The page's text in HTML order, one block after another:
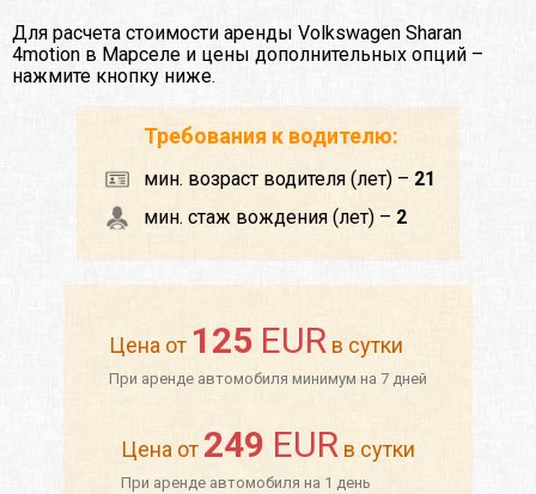
Для расчета стоимости аренды Volkswagen Sharan
4motion в Марселе и цены дополнительных опций –
нажмите кнопку ниже.
Требования к водителю:
мин. возраст водителя (лет) – 21
мин. стаж вождения (лет) – 2
Цена от 125 EUR в сутки
При аренде автомобиля минимум на 7 дней
Цена от 249 EUR в сутки
При аренде автомобиля на 1 день